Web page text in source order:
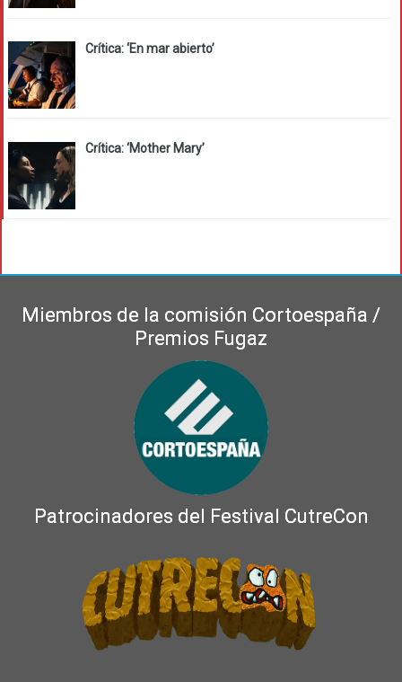
Crítica: ‘En mar abierto’
Crítica: ‘Mother Mary’
Miembros de la comisión Cortoespaña /
Premios Fugaz
Patrocinadores del Festival CutreCon